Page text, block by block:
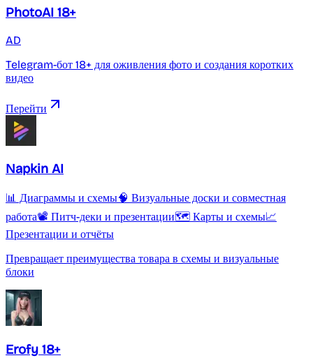
PhotoAI 18+
AD
Telegram-бот 18+ для оживления фото и создания коротких
видео
Перейти
Napkin AI
📊 Диаграммы и схемы🧠 Визуальные доски и совместная
работа📽️ Питч-деки и презентации🗺️ Карты и схемы📈
Презентации и отчёты
Превращает преимущества товара в схемы и визуальные
блоки
Erofy 18+